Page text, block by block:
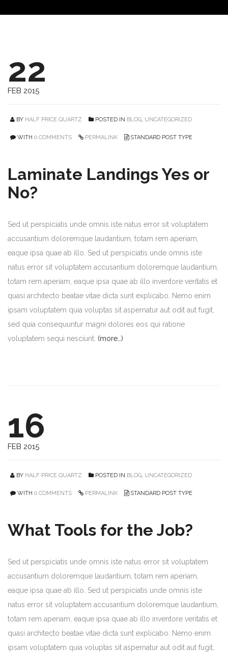
22
FEB 2015
BY HALF PRICE QUARTZ POSTED IN BLOG, UNCATEGORIZED
WITH 0 COMMENTS PERMALINK STANDARD POST TYPE
Laminate Landings Yes or
No?
Sed ut perspiciatis unde omnis iste natus error sit voluptatem
accusantium doloremque laudantium, totam rem aperiam,
eaque ipsa quae ab illo. Sed ut perspiciatis unde omnis iste
natus error sit voluptatem accusantium doloremque laudantium,
totam rem aperiam, eaque ipsa quae ab illo inventore veritatis et
quasi architecto beatae vitae dicta sunt explicabo. Nemo enim
ipsam voluptatem quia voluptas sit aspernatur aut odit aut fugit,
sed quia consequuntur magni dolores eos qui ratione
voluptatem sequi nesciunt. (more…)
16
FEB 2015
BY HALF PRICE QUARTZ POSTED IN BLOG, UNCATEGORIZED
WITH 0 COMMENTS PERMALINK STANDARD POST TYPE
What Tools for the Job?
Sed ut perspiciatis unde omnis iste natus error sit voluptatem
accusantium doloremque laudantium, totam rem aperiam,
eaque ipsa quae ab illo. Sed ut perspiciatis unde omnis iste
natus error sit voluptatem accusantium doloremque laudantium,
totam rem aperiam, eaque ipsa quae ab illo inventore veritatis et
quasi architecto beatae vitae dicta sunt explicabo. Nemo enim
ipsam voluptatem quia voluptas sit aspernatur aut odit aut fugit,